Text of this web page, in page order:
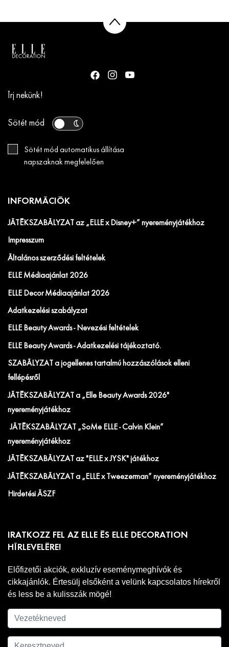
Írj nekünk!
Sötét mód
Sötét mód automatikus állítása
napszaknak megfelelően
INFORMÁCIÓK
JÁTÉKSZABÁLYZAT az „ELLE x Disney+” nyereményjátékhoz
Impresszum
Általános szerződési feltételek
ELLE Médiaajánlat 2026
ELLE Decor Médiaajánlat 2026
Adatkezelési szabályzat
ELLE Beauty Awards - Nevezési feltételek
ELLE Beauty Awards - Adatkezelési tájékoztató.
SZABÁLYZAT a jogellenes tartalmú hozzászólások elleni
fellépésről
JÁTÉKSZABÁLYZAT a „Elle Beauty Awards 2026"
nyereményjátékhoz
JÁTÉKSZABÁLYZAT „SoMe ELLE - Calvin Klein”
nyereményjátékhoz
JÁTÉKSZABÁLYZAT az "ELLE x JYSK" játékhoz
JÁTÉKSZABÁLYZAT a „ELLE x Tweezerman” nyereményjátékhoz
Hirdetési ÁSZF
IRATKOZZ FEL AZ ELLE ÉS ELLE DECORATION
HÍRLEVELÉRE!
Előfizetői akciók, exkluzív eseménymeghívók és
cikkajánlók. Értesülj elsőként a velünk kapcsolatos hírekről
és less be a kulisszák mögé!